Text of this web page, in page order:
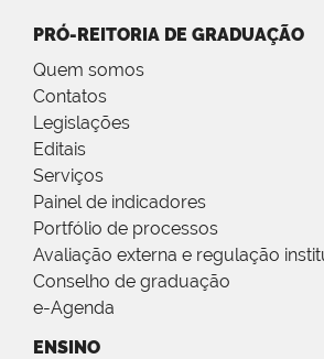
PRÓ-REITORIA DE GRADUAÇÃO
Quem somos
Contatos
Legislações
Editais
Serviços
Painel de indicadores
Portfólio de processos
Avaliação externa e regulação
Conselho de graduação
e-Agenda
ENSINO